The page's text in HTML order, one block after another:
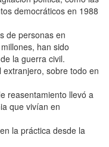
democráticos en 1988
de personas en
han sido
la guerra civil.
sobre todo en
reasentamiento llevó a
que vivían en
la práctica desde la